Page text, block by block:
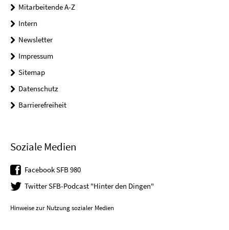
Mitarbeitende A-Z
Intern
Newsletter
Impressum
Sitemap
Datenschutz
Barrierefreiheit
Soziale Medien
Facebook SFB 980
Twitter SFB-Podcast "Hinter den Dingen"
Hinweise zur Nutzung sozialer Medien